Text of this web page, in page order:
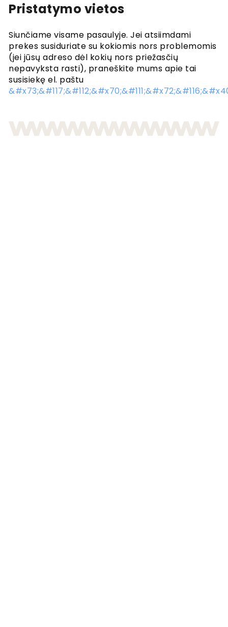
Pristatymo vietos
Siunčiame visame pasaulyje. Jei atsiimdami
prekes susiduriate su kokiomis nors problemomis
(jei jūsų adreso dėl kokių nors priežasčių
nepavyksta rasti), praneškite mums apie tai
susisiekę el. paštu